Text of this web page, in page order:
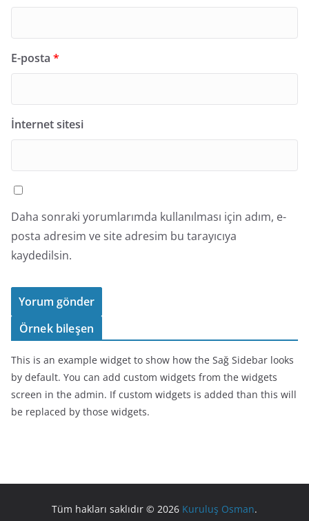
E-posta *
İnternet sitesi
Daha sonraki yorumlarımda kullanılması için adım, e-
posta adresim ve site adresim bu tarayıcıya
kaydedilsin.
Örnek bileşen
This is an example widget to show how the Sağ Sidebar looks
by default. You can add custom widgets from the widgets
screen in the admin. If custom widgets is added than this will
be replaced by those widgets.
Tüm hakları saklıdır © 2026 Kuruluş Osman.